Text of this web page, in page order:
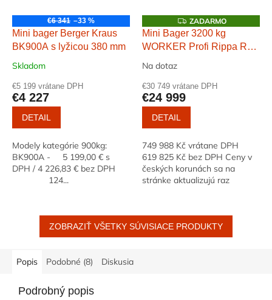
€6 341 –33 %
Mini bager Berger Kraus
BK900A s lyžicou 380 mm
Skladom
€5 199 vrátane DPH
€4 227
DETAIL
Modely kategórie 900kg:
BK900A - 5 199,00 € s
DPH / 4 226,83 € bez DPH
124...
Z
A
D
A
ZADARMO
Mini Bager 3200 kg
WORKER Profi Rippa R32
KING
Na dotaz
€30 749 vrátane DPH
€24 999
DETAIL
749 988 Kč vrátane DPH
619 825 Kč bez DPH Ceny v
českých korunách sa na
stránke aktualizujú raz
bez DPH. WORKER R32...
ZOBRAZIŤ VŠETKY SÚVISIACE PRODUKTY
Popis Podobné (8) Diskusia
Podrobný popis